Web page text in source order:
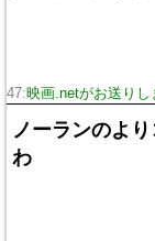
47:映画.netがお送りし
ノーランのよ
わ